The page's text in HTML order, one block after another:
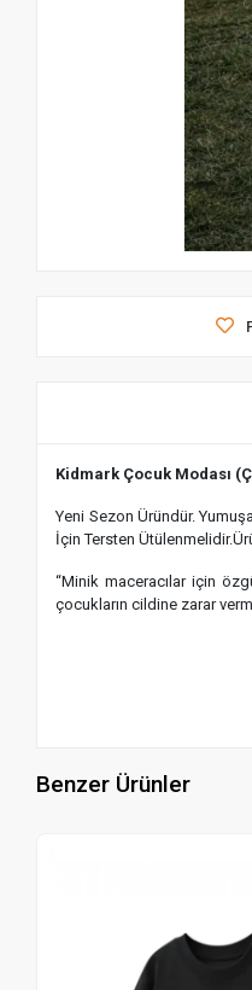
Kidmark Çocuk Modası
Yeni Sezon Üründür.
İçin Tersten
“Minik maceracılar için
çocukların cildine zarar
Benzer Ürünler